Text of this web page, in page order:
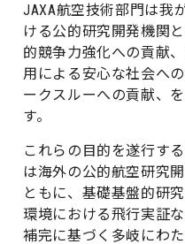
JAXA航空技術部門は我
ける公的研究開発機関
的競争力強化への貢献
用による安心な社会へ
ークスルーへの貢献、
す。
これらの目的を遂行す
は海外の公的航空研究
ともに、基礎基盤的研
環境における飛行実証
補完に基づく多岐にわ